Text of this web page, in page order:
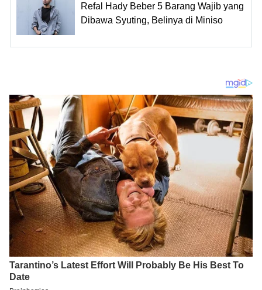
Refal Hady Beber 5 Barang Wajib yang
Dibawa Syuting, Belinya di Miniso